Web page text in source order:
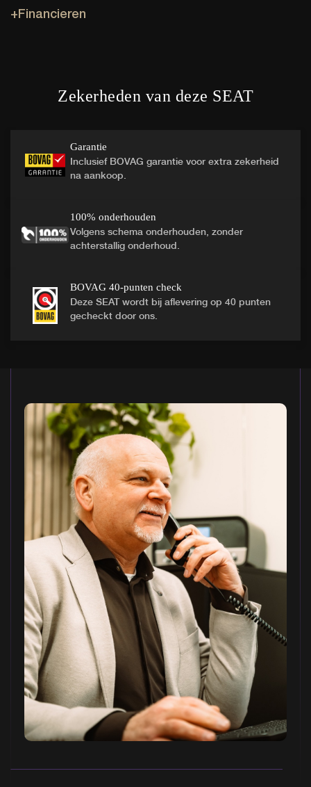
+Financieren
Zekerheden van deze SEAT
Garantie
Inclusief BOVAG garantie voor extra zekerheid
na aankoop.
100% onderhouden
Volgens schema onderhouden, zonder
achterstallig onderhoud.
BOVAG 40-punten check
Deze SEAT wordt bij aflevering op 40 punten
gecheckt door ons.